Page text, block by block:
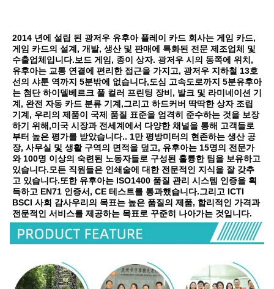
2014 년에 설립 된 광저우 유후아 플레이 카드 회사는 게임 카드,
게임 카드의 설계, 개발, 생산 및 판매에 특화된 전문 제조업체 및
수출업체입니다.보드 게임, 종이 상자. 광저우 시의 동쪽에 위치,
유후아는 교통 연결에 편리한 접근을 가지고, 광저우 지하철 13호
선의 샤툰 역까지 5분밖에 없습니다,도심 고속도로까지 5분유후아
는 첨단 하이델베르크 풀 컬러 프린팅 장비, 발크 및 라미네이션 기
계, 완전 자동 카드 분류 기계,그리고 하드커버 딱딱한 상자 조립
기계, 우리의 제품이 국제 품질 표준을 엄격히 준수하는 것을 보장
하기 위해,미국 시장과 전세계에서 다양한 채널을 통해 고객들로
부터 높은 평가를 받았습니다.. 1만 평방미터의 현존하는 생산 공
장, 사무실 및 생활 구역의 면적을 덮고, 유후아는 15명의 전문가
와 100명 이상의 숙련된 노동자들로 구성된 훌륭한 팀을 보유하고
있습니다.모든 직원들은 인쇄술에 대한 전문적인 지식을 잘 갖추
고 있습니다.또한 유후아는 ISO1400 품질 관리 시스템 인증을 획
득하고 EN71 인증서, CE 테스트를 통과했습니다.그리고 ICTI
BSCI 사회 감사우리의 목표는 높은 품질의 제품, 합리적인 가격과
전문적인 서비스를 제공하는 목표로 꾸준히 나아가는 것입니다.